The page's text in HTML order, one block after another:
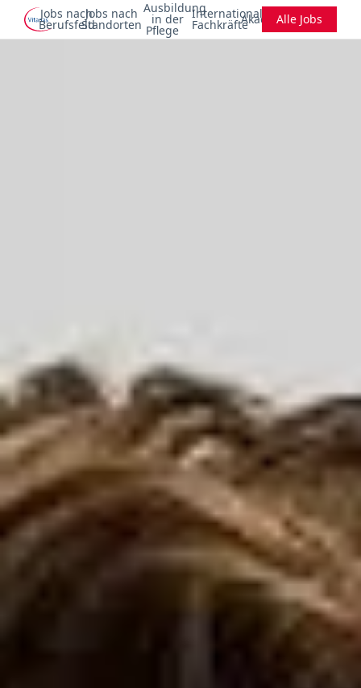
Jobs nach
Berufsfeld
Jobs nach
Standorten
Ausbildung
in der
Pflege
Internationale
FachkräfteAkademieAlle Jobs